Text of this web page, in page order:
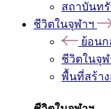
สถาบันท
ชีวิตในจุฬาฯ
ย้อนก
ชีวิตในจุฬ
พื้นที่สร้า